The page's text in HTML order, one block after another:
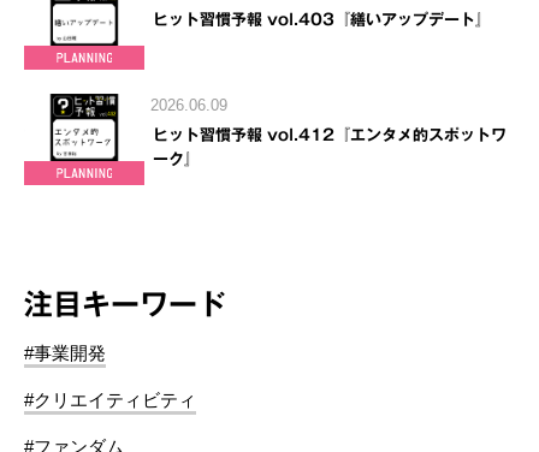
ヒット習慣予報 vol.403『繕いアップデート』
2026.06.09
ヒット習慣予報 vol.412『エンタメ的スポットワ
ーク』
注目キーワード
#事業開発
#クリエイティビティ
#ファンダム